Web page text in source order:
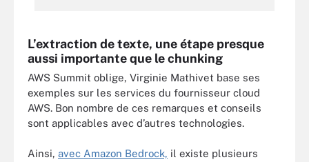
L’extraction de texte, une étape presque
aussi importante que le chunking
AWS Summit oblige, Virginie Mathivet base ses
exemples sur les services du fournisseur cloud
AWS. Bon nombre de ces remarques et conseils
sont applicables avec d’autres technologies.
Ainsi, avec Amazon Bedrock, il existe plusieurs